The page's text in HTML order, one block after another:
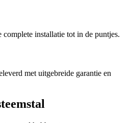
complete installatie tot in de puntjes.
met uitgebreide garantie en